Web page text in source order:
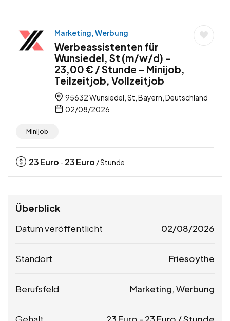
Marketing, Werbung
Werbeassistenten für
Wunsiedel, St (m/w/d) –
23,00 € / Stunde – Minijob,
Teilzeitjob, Vollzeitjob
95632 Wunsiedel, St, Bayern, Deutschland
02/08/2026
Minijob
23Euro - 23Euro / Stunde
Überblick
Datum veröffentlicht 02/08/2026
Standort Friesoythe
Berufsfeld Marketing, Werbung